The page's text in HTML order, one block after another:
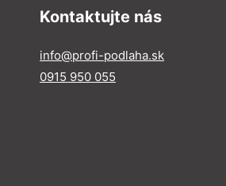
Kontaktujte nás
info@profi-podlaha.sk
0915 950 055